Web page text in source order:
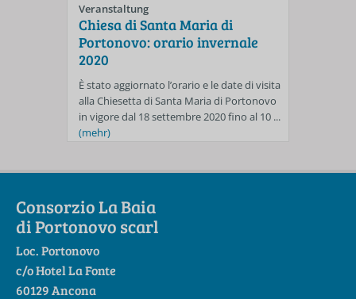
Veranstaltung
Chiesa di Santa Maria di
Portonovo: orario invernale
2020
È stato aggiornato l’orario e le date di visita
alla Chiesetta di Santa Maria di Portonovo
in vigore dal 18 settembre 2020 fino al 10 ...
(mehr)
Consorzio La Baia
di Portonovo scarl
Loc. Portonovo
c/o Hotel La Fonte
60129 Ancona